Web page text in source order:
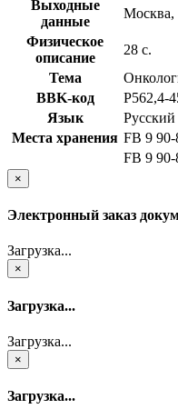
Выходные
данные
Москва,
Физическое
описание
28 с.
Тема
BBK-код
Р562,4-
Язык
Русский
Места хранения FB 9 90-
FB 9 90-
×
Электронный заказ
Загрузка...
×
Загрузка...
Загрузка...
×
Загрузка...